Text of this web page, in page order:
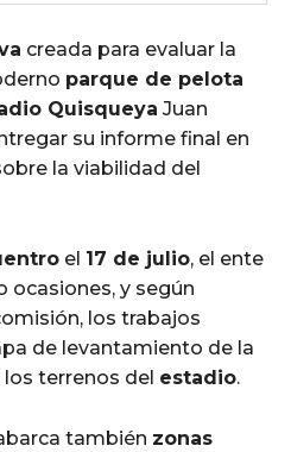
creada para evaluar la
parque de pelota
Quisqueya Juan
su informe final en
la viabilidad del
el 17 de julio, el ente
ocasiones, y según
los trabajos
de levantamiento de la
los terrenos del estadio.
también zonas